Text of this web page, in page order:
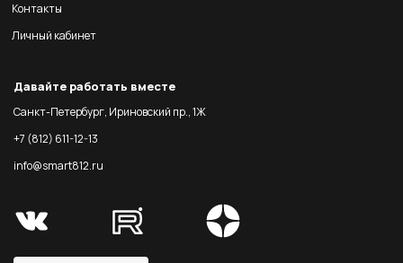
Контакты
Личный кабинет
Давайте работать вместе
Санкт-Петербург, Ириновский пр., 1Ж
+7 (812) 611-12-13
info@smart812.ru